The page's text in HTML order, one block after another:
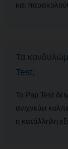
και
Τα
Test;
Το Pap Test
ανιχνεύει
η κατάλληλη